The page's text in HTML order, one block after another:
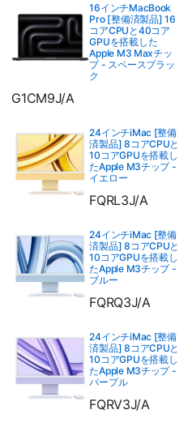
16インチMacBook
Pro [整備済製品] 16
コアCPUと40コア
GPUを搭載した
Apple M3 Maxチッ
プ - スペースブラッ
ク
G1CM9J/A
24インチiMac [整備
済製品] 8コアCPUと
10コアGPUを搭載し
たApple M3チップ -
イエロー
FQRL3J/A
24インチiMac [整備
済製品] 8コアCPUと
10コアGPUを搭載し
たApple M3チップ -
ブルー
FQRQ3J/A
24インチiMac [整備
済製品] 8コアCPUと
10コアGPUを搭載し
たApple M3チップ -
パープル
FQRV3J/A